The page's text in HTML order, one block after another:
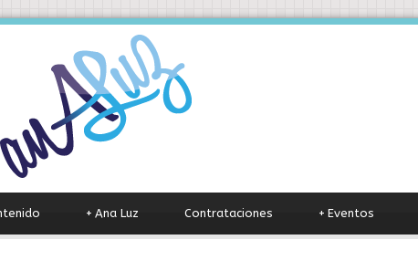
Ana Luz
+ Contrataciones Eventos
+